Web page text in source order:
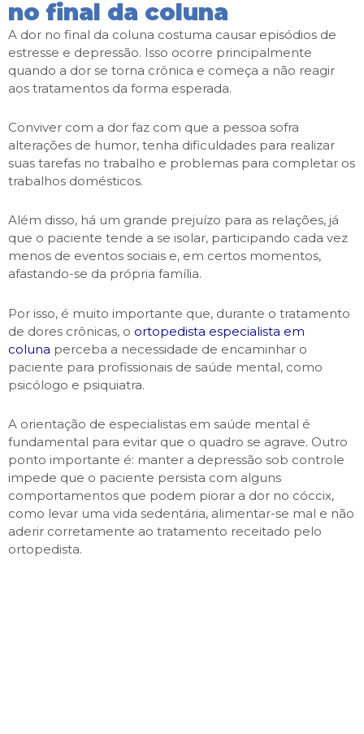
no final da coluna
A dor no final da coluna costuma causar episódios de
estresse e depressão. Isso ocorre principalmente
quando a dor se torna crônica e começa a não reagir
aos tratamentos da forma esperada.
Conviver com a dor faz com que a pessoa sofra
alterações de humor, tenha dificuldades para realizar
suas tarefas no trabalho e problemas para completar os
trabalhos domésticos.
Além disso, há um grande prejuízo para as relações, já
que o paciente tende a se isolar, participando cada vez
menos de eventos sociais e, em certos momentos,
afastando-se da própria família.
Por isso, é muito importante que, durante o tratamento
de dores crônicas, o ortopedista especialista em
coluna perceba a necessidade de encaminhar o
paciente para profissionais de saúde mental, como
psicólogo e psiquiatra.
A orientação de especialistas em saúde mental é
fundamental para evitar que o quadro se agrave. Outro
ponto importante é: manter a depressão sob controle
impede que o paciente persista com alguns
comportamentos que podem piorar a dor no cóccix,
como levar uma vida sedentária, alimentar-se mal e não
aderir corretamente ao tratamento receitado pelo
ortopedista.